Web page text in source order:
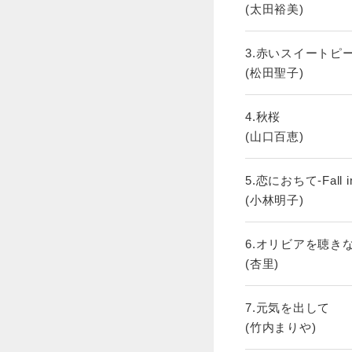
(太田裕美)
3.赤いスイートピ
(松田聖子)
4.秋桜
(山口百恵)
5.恋におちて-Fall
(小林明子)
6.オリビアを聴き
(杏里)
7.元気を出して
(竹内まりや)